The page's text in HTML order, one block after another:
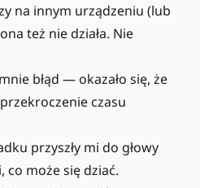
na innym urządzeniu (lub
też nie działa. Nie
błąd — okazało się, że
czasu
przyszły mi do głowy
co może się dziać.